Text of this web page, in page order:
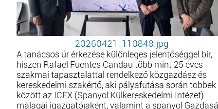
20260421_110848.jpg
A tanácsos úr érkezése különleges jelentőséggel bír,
hiszen Rafael Fuentes Candau több mint 25 éves
szakmai tapasztalattal rendelkező közgazdász és
kereskedelmi szakértő, aki pályafutása során többek
között az ICEX (Spanyol Külkereskedelmi Intézet)
málagai igazgatójaként, valamint a spanyol